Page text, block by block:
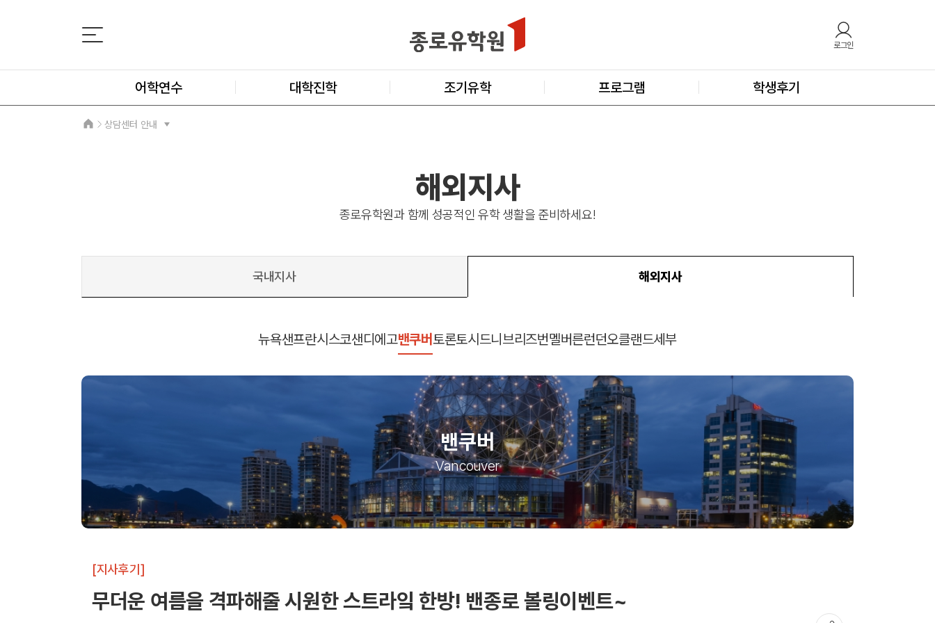
로그인
어학연수 대학진학 조기유학 프로그램 학생후기
상담센터 안내
해외지사
종로유학원과 함께 성공적인 유학 생활을 준비하세요!
국내지사 해외지사
뉴욕샌프란시스코샌디에고밴쿠버토론토시드니 브리즈번멜버른런던오클랜드세부
밴쿠버
Vancouver
[지사후기]
무더운 여름을 격파해줄 시원한 스트라잌 한방! 밴종로 볼링이벤트~